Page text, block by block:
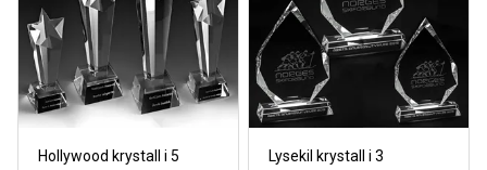
Hollywood krystall i 5
Lysekil krystall i 3